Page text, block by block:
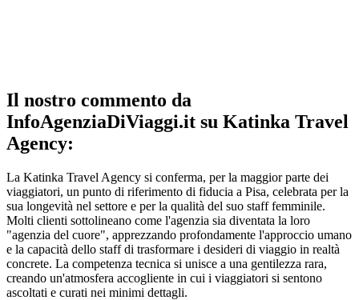
Il nostro commento da
InfoAgenziaDiViaggi.it su Katinka Travel
Agency:
La Katinka Travel Agency si conferma, per la maggior parte dei
viaggiatori, un punto di riferimento di fiducia a Pisa, celebrata per la
sua longevità nel settore e per la qualità del suo staff femminile.
Molti clienti sottolineano come l'agenzia sia diventata la loro
"agenzia del cuore", apprezzando profondamente l'approccio umano
e la capacità dello staff di trasformare i desideri di viaggio in realtà
concrete. La competenza tecnica si unisce a una gentilezza rara,
creando un'atmosfera accogliente in cui i viaggiatori si sentono
ascoltati e curati nei minimi dettagli.